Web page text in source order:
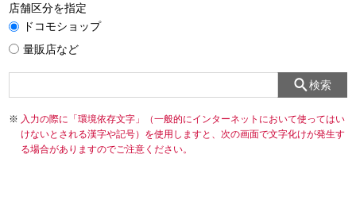
店舗区分を指定
ドコモショップ
量販店など
検索
入力の際に「環境依存文字」（一般的にインターネットにおいて使ってはい
けないとされる漢字や記号）を使用しますと、次の画面で文字化けが発生す
る場合がありますのでご注意ください。